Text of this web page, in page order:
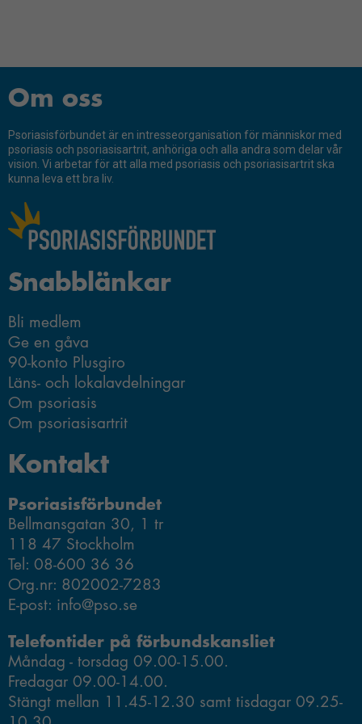
Fördelade forskningsmedel 2020
Fördelade forskningsmedel 2018
Fördelade forskningsmedel 2017
Fördelade forskningsmedel 2016
Fördelade forskningsmedel 2015
Fördelade forskningsmedel 2014
Ansök om forskningsmedel
Livsstil och psoriasis
Om oss
Psoriasisförbundet är en intresseorganisation för människor med
psoriasis och psoriasisartrit, anhöriga och alla andra som delar vår
vision. Vi arbetar för att alla med psoriasis och psoriasisartrit ska
kunna leva ett bra liv.
Kontakt
Psoriasisförbundet
Bellmansgatan 30, 1 tr
118 47 Stockholm
Tel: 08-600 36 36
Org.nr: 802002-7283
E-post: info@pso.se
Telefontider på förbundskansliet
Måndag - torsdag 09.00-15.00.
Fredagar 09.00-14.00.
Stängt mellan 11.45-12.30 samt tisdagar 09.25-
Snabblänkar
Bli medlem
Ge en gåva
90-konto Plusgiro
Läns- och lokalavdelningar
Om psoriasis
Om psoriasisartrit